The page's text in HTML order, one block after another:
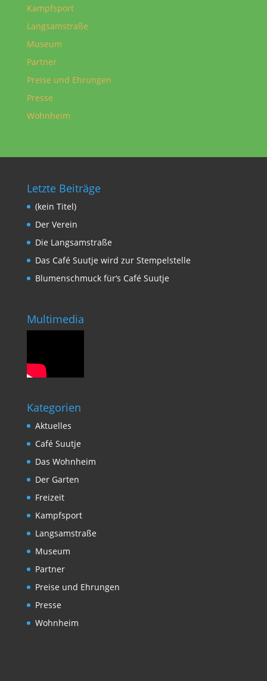
Kampfsport
Langsamstraße
Museum
Partner
Preise und Ehrungen
Presse
Wohnheim
Letzte Beiträge
(kein Titel)
Der Verein
Die Langsamstraße
Das Café Suutje wird zur Stempelstelle
Blumenschmuck für‘s Café Suutje
Multimedia
Kategorien
Aktuelles
Café Suutje
Das Wohnheim
Der Garten
Freizeit
Kampfsport
Langsamstraße
Museum
Partner
Preise und Ehrungen
Presse
Wohnheim